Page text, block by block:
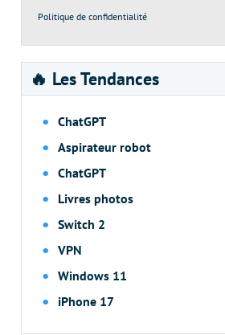
Politique de confidentialité
🔥 Les Tendances
ChatGPT
Aspirateur robot
ChatGPT
Livres photos
Switch 2
VPN
Windows 11
iPhone 17